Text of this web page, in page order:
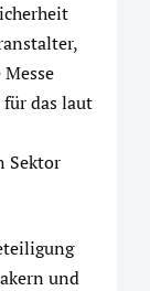
das laut
Sektor
und